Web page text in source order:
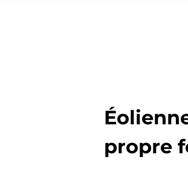
propre